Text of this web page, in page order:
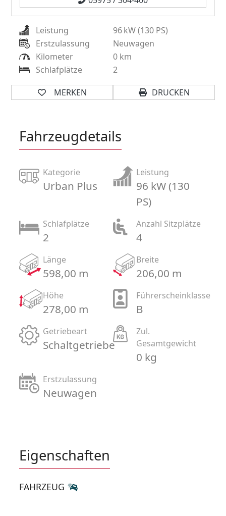
Leistung 96kW (130 PS)
Erstzulassung
Neuwagen
Kilometer
0 km
Schlafplätze
2
MERKEN DRUCKEN
Fahrzeugdetails
Kategorie
Urban Plus
Leistung
96 kW (130
PS)
Schlafplätze
2
Anzahl Sitzplätze
4
Länge
598,00 m
Breite
206,00 m
Höhe
278,00 m
Führerscheinklasse
B
Getriebeart
Schaltgetriebe
Zul.
Gesamtgewicht
0 kg
Erstzulassung
Neuwagen
Eigenschaften
FAHRZEUG